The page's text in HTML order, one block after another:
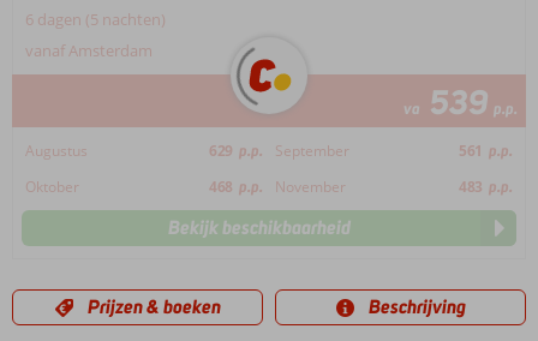
6 dagen (5 nachten)
vanaf Amsterdam
va 539 p.p.
Augustus 629 p.p. September 561 p.p.
Oktober
468 p.p. November 483 p.p.
Bekijk beschikbaarheid
Prijzen & boeken Beschrijving